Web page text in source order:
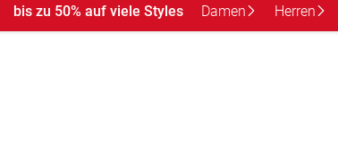
bis zu 50% auf viele Styles Damen Herren